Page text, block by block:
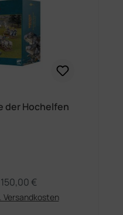
der Hochelfen
Regulärer Preis:
150,00 €
Versandkosten